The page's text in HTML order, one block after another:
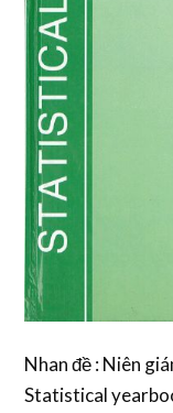
Nhan đề : Niên
Statistical